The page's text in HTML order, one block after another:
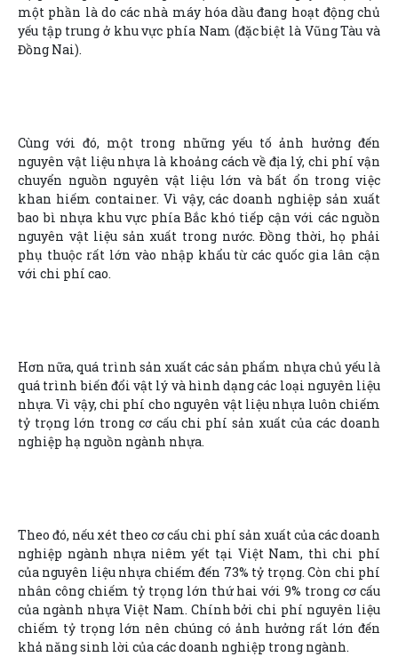
một phần là do các nhà máy hóa dầu đang hoạt động chủ
yếu tập trung ở khu vực phía Nam (đặc biệt là Vũng Tàu và
Đồng Nai).
Cùng với đó, một trong những yếu tố ảnh hưởng đến
nguyên vật liệu nhựa là khoảng cách về địa lý, chi phí vận
chuyển nguồn nguyên vật liệu lớn và bất ổn trong việc
khan hiếm container. Vì vậy, các doanh nghiệp sản xuất
bao bì nhựa khu vực phía Bắc khó tiếp cận với các nguồn
nguyên vật liệu sản xuất trong nước. Đồng thời, họ phải
phụ thuộc rất lớn vào nhập khẩu từ các quốc gia lân cận
với chi phí cao.
Hơn nữa, quá trình sản xuất các sản phẩm nhựa chủ yếu là
quá trình biến đổi vật lý và hình dạng các loại nguyên liệu
nhựa. Vì vậy, chi phí cho nguyên vật liệu nhựa luôn chiếm
tỷ trọng lớn trong cơ cấu chi phí sản xuất của các doanh
nghiệp hạ nguồn ngành nhựa.
Theo đó, nếu xét theo cơ cấu chi phí sản xuất của các doanh
nghiệp ngành nhựa niêm yết tại Việt Nam, thì chi phí
của nguyên liệu nhựa chiếm đến 73% tỷ trọng. Còn chi phí
nhân công chiếm tỷ trọng lớn thứ hai với 9% trong cơ cấu
của ngành nhựa Việt Nam. Chính bởi chi phí nguyên liệu
chiếm tỷ trọng lớn nên chúng có ảnh hưởng rất lớn đến
khả năng sinh lời của các doanh nghiệp trong ngành.